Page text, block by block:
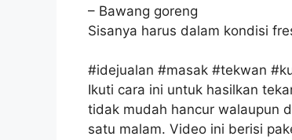
– Bawang goreng
Sisanya harus dalam kondisi
#idejualan #masak #tekwan
Ikuti cara ini untuk hasilkan
tidak mudah hancur walaupun
satu malam. Video ini berisi